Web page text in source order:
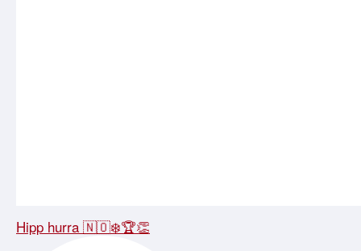
Hipp hurra 🇳🇴❄️🏆👏